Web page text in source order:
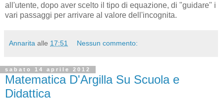
all'utente, dopo aver scelto il tipo di equazione, di "guidare" i
vari passaggi per arrivare al valore dell'incognita.
Annarita alle 17:51 Nessun commento:
sabato 14 aprile 2012
Matematica D'Argilla Su Scuola e
Didattica